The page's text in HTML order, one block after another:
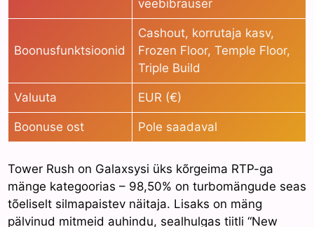
veebibrauser
Boonusfunktsioonid
Cashout, korrutaja kasv,
Frozen Floor, Temple Floor,
Triple Build
Valuuta EUR (€)
Boonuse ost Pole saadaval
Tower Rush on Galaxsysi üks kõrgeima RTP-ga
mänge kategoorias – 98,50% on turbomängude seas
tõeliselt silmapaistev näitaja. Lisaks on mäng
pälvinud mitmeid auhindu, sealhulgas tiitli “New